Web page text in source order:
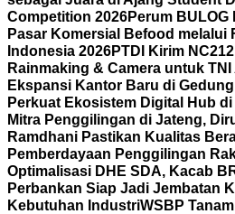
Competition 2026Perum
Pasar Komersial Befood melalui
Indonesia 2026PTDI Kirim
Rainmaking & Camera untuk TNI
Ekspansi Kantor Baru di
Perkuat Ekosistem Digital Hub
Mitra Penggilingan di Jateng,
Ramdhani Pastikan Kualitas
Pemberdayaan Penggilingan
Optimalisasi DHE SDA, Kacab
Perbankan Siap Jadi Jembatan
Kebutuhan IndustriWSBP